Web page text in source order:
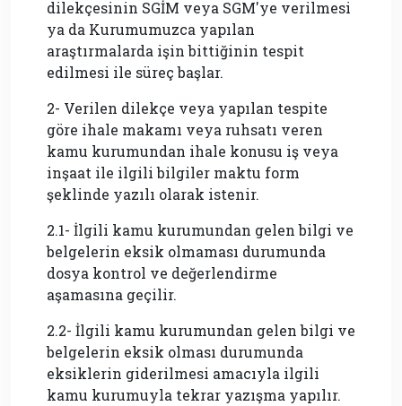
dilekçesinin SGİM veya SGM'ye verilmesi
ya da Kurumumuzca yapılan
araştırmalarda işin bittiğinin tespit
edilmesi ile süreç başlar.
2- Verilen dilekçe veya yapılan tespite
göre ihale makamı veya ruhsatı veren
kamu kurumundan ihale konusu iş veya
inşaat ile ilgili bilgiler maktu form
şeklinde yazılı olarak istenir.
2.1- İlgili kamu kurumundan gelen bilgi ve
belgelerin eksik olmaması durumunda
dosya kontrol ve değerlendirme
aşamasına geçilir.
2.2- İlgili kamu kurumundan gelen bilgi ve
belgelerin eksik olması durumunda
eksiklerin giderilmesi amacıyla ilgili
kamu kurumuyla tekrar yazışma yapılır.